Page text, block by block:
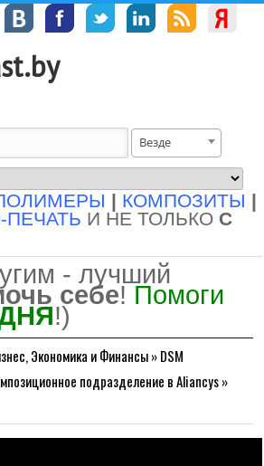
Везде
| КОМПОЗИТЫ |
ПЕЧАТЬ И НЕ ТОЛЬКО С
- лучший
себе! Помоги
!)
Экономика и Финансы»DSM
подразделение в Aliancys»